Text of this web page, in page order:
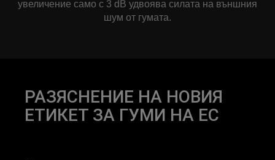
увеличение само с 3 dB удвоява силата на външния
шум от гумата.
РАЗЯСНЕНИЕ НА НОВИЯ
ЕТИКЕТ ЗА ГУМИ НА ЕС